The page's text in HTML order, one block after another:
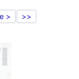
> >>